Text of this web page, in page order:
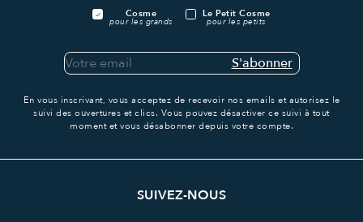
Cosme
pour les grands
Le Petit Cosme
pour les petits
S'abonner
En vous inscrivant, vous acceptez de recevoir nos emails et autorisez le
suivi des ouvertures et clics. Vous pouvez désactiver ce suivi à tout
moment et vous désabonner depuis votre compte.
SUIVEZ-NOUS